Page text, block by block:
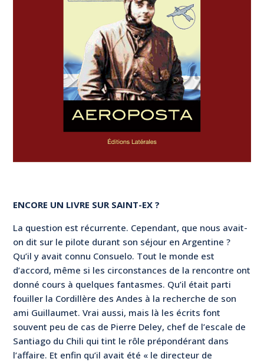
ENCORE UN LIVRE SUR SAINT-EX ?
La question est récurrente. Cependant, que nous avait-
on dit sur le pilote durant son séjour en Argentine ?
Qu’il y avait connu Consuelo. Tout le monde est
d’accord, même si les circonstances de la rencontre ont
donné cours à quelques fantasmes. Qu’il était parti
fouiller la Cordillère des Andes à la recherche de son
ami Guillaumet. Vrai aussi, mais là les écrits font
souvent peu de cas de Pierre Deley, chef de l’escale de
Santiago du Chili qui tint le rôle prépondérant dans
l’affaire. Et enfin qu’il avait été « le directeur de